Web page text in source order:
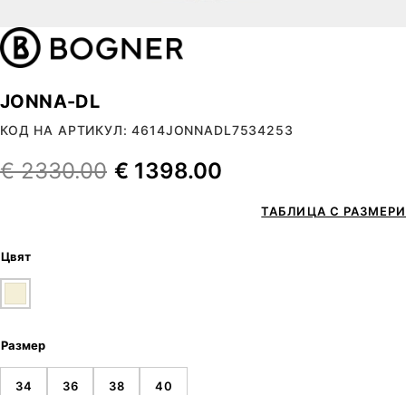
JONNA-DL
КОД НА АРТИКУЛ: 4614JONNADL7534253
€2330.00 € 1398.00
ТАБЛИЦА С РАЗМЕРИ
Цвят
Размер
34 36 38 40